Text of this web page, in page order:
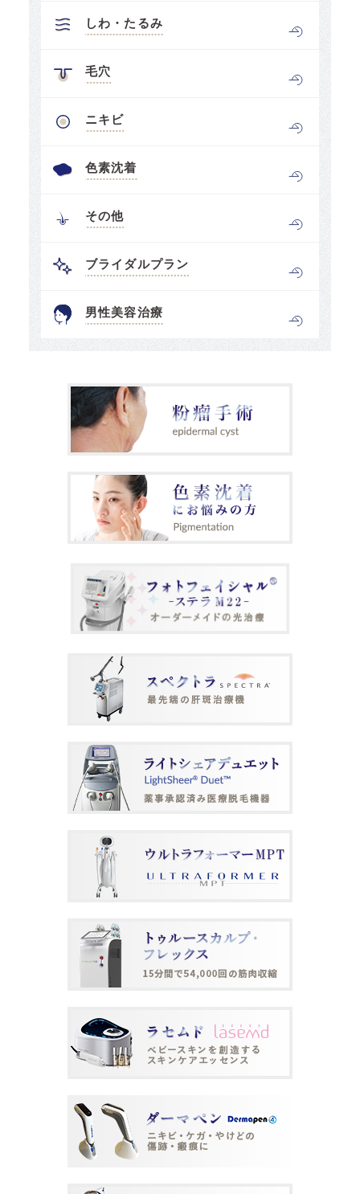
しわ・たるみ
毛穴
ニキビ
色素沈着
その他
ブライダルプラン
男性美容治療